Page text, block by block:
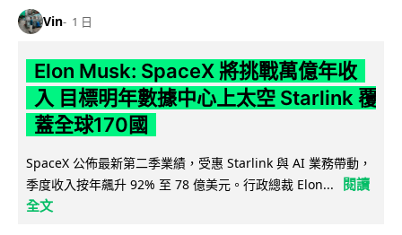
Vin 1 日
Elon Musk: SpaceX 將挑戰萬億年收
入 目標明年數據中心上太空 Starlink 覆
蓋全球170國
SpaceX 公佈最新第二季業績，受惠 Starlink 與 AI 業務帶動，
季度收入按年飆升 92% 至 78 億美元。行政總裁 Elon...
閱讀
全文